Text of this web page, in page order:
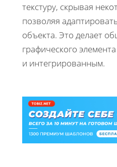
текстуру, скрывая
позволяя
объекта. Это делает
графического
и интегрированным.